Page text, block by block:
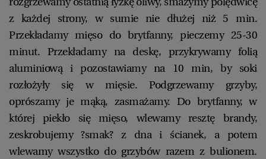
z każdej strony, w sumie nie dłużej niż 5 min.
Przekładamy mięso do brytfanny, pieczemy 25-30
minut. Przekładamy na deskę, przykrywamy folią
aluminiową i pozostawiamy na 10 min, by soki
rozłożyły się w mięsie. Podgrzewamy grzyby,
oprószamy je mąką, zasmażamy. Do brytfanny, w
której piekło się mięso, wlewamy resztę brandy,
zeskrobujemy ?smak? z dna i ścianek, a potem
wlewamy wszystko do grzybów razem z bulionem.